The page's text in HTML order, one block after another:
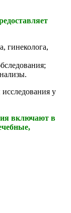
гинеколога,
у
включают в